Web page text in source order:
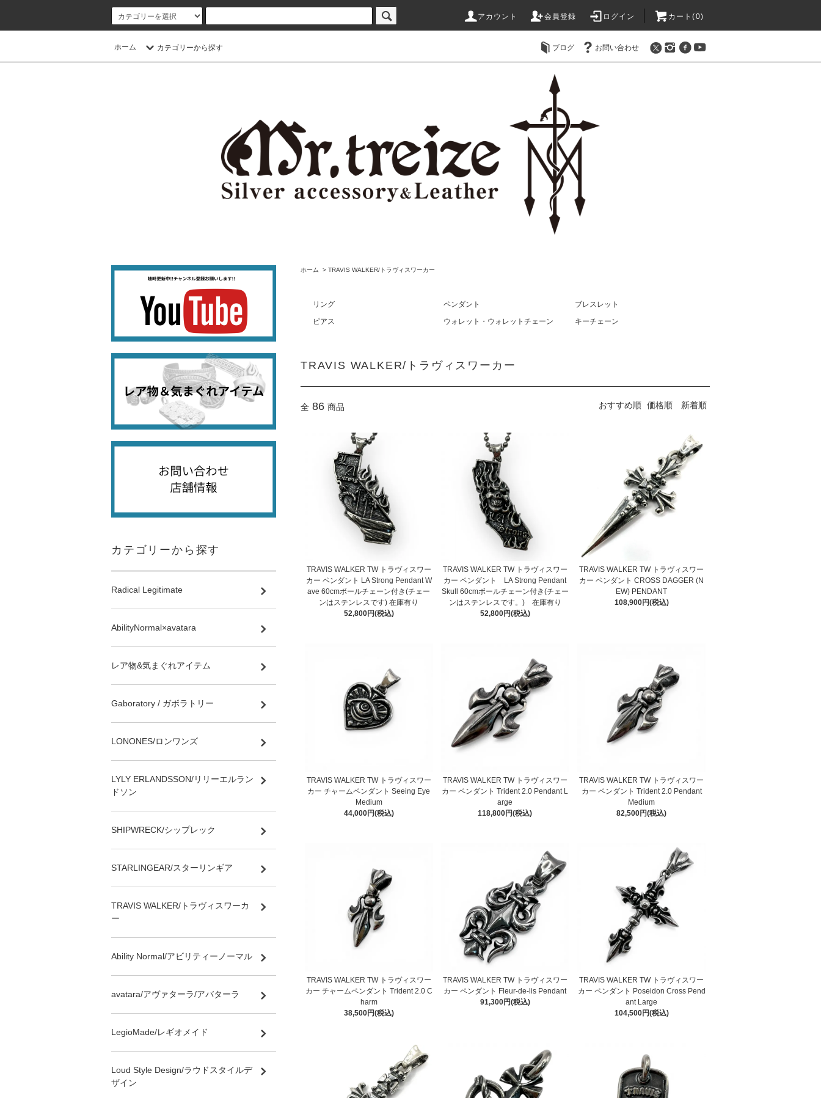
アカウント 会員登録 ログイン カート(0)
ホーム カテゴリーから探す ブログ お問い合わせ
ホーム > TRAVIS WALKER/トラヴィスワーカー
リング ペンダント
ブレスレット
ピアス
ウォレット・ウォレットチェーン キーチェーン
TRAVIS WALKER/トラヴィスワーカー
全 86 商品 おすすめ順 価格順 新着順
TRAVIS WALKER TW トラヴィスワー
カー ペンダント LA Strong Pendant W
ave 60cmボールチェーン付き(チェー
ンはステンレスです) 在庫有り
52,800円(税込)
TRAVIS WALKER TW トラヴィスワー
カー ペンダント LA Strong Pendant
Skull 60cmボールチェーン付き(チェー
ンはステンレスです。) 在庫有り
52,800円(税込)
TRAVIS WALKER TW トラヴィスワー
カー ペンダント CROSS DAGGER (N
EW) PENDANT
108,900円(税込)
TRAVIS WALKER TW トラヴィスワー
カー チャームペンダント Seeing Eye
Medium
44,000円(税込)
TRAVIS WALKER TW トラヴィスワー
カー ペンダント Trident 2.0 Pendant L
arge
118,800円(税込)
TRAVIS WALKER TW トラヴィスワー
カー ペンダント Trident 2.0 Pendant
Medium
82,500円(税込)
TRAVIS WALKER TW トラヴィスワー
カー チャームペンダント Trident 2.0 C
harm
38,500円(税込)
TRAVIS WALKER TW トラヴィスワー
カー ペンダント Fleur-de-lis Pendant
91,300円(税込)
TRAVIS WALKER TW トラヴィスワー
カー ペンダント Poseidon Cross Pend
ant Large
104,500円(税込)
カテゴリーから探す
Radical Legitimate
AbilityNormal×avatara
レア物&気まぐれアイテム
Gaboratory / ガボラトリー
LONONES/ロンワンズ
LYLY ERLANDSSON/リリーエルラン
ドソン
SHIPWRECK/シップレック
STARLINGEAR/スターリンギア
TRAVIS WALKER/トラヴィスワーカ
ー
Ability Normal/アビリティーノーマル
avatara/アヴァターラ/アバターラ
LegioMade/レギオメイド
Loud Style Design/ラウドスタイルデ
ザイン